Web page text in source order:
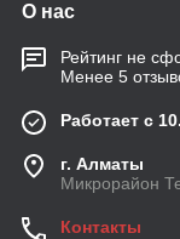
О нас
Рейтинг не
Менее 5
Работает с
г. Алматы
Микрорайон
Контакты